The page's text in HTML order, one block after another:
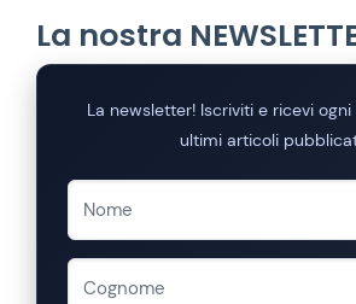
La nostra
La newsletter! Iscriviti e ricevi
ultimi articoli